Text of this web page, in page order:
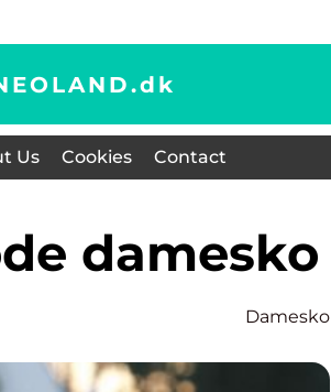
dk
Us Cookies Contact
damesko
Damesko